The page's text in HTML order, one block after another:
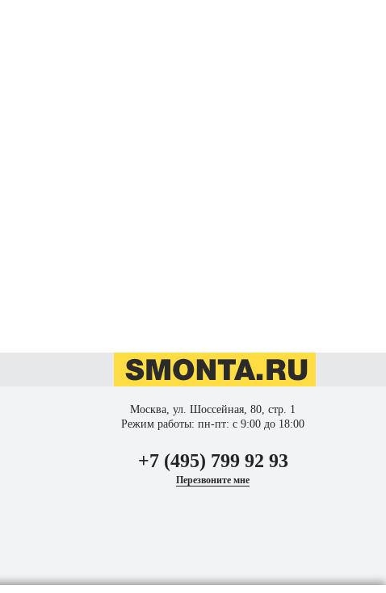
Москва, ул. Шоссейная, 80, стр. 1
Режим работы: пн-пт: с 9:00 до 18:00
+7 (495) 799 92 93
Перезвоните мне